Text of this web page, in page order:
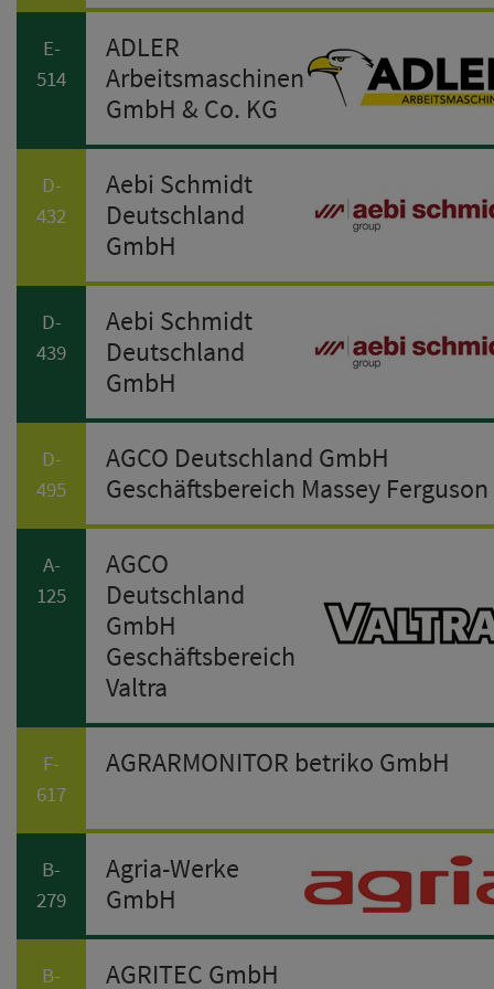
E-
514
ADLER
Arbeitsmaschinen
GmbH & Co. KG
D-
432
Aebi Schmidt
Deutschland
GmbH
D-
439
Aebi Schmidt
Deutschland
GmbH
D-
495
AGCO Deutschland GmbH
Geschäftsbereich Massey Ferguson
A-
125
AGCO
Deutschland
GmbH
Geschäftsbereich
Valtra
F-
617
AGRARMONITOR betriko GmbH
B-
279
Agria-Werke
GmbH
B- AGRITEC GmbH